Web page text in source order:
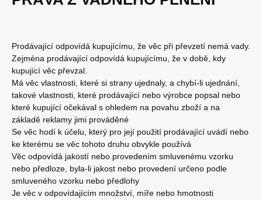
Prodávající odpovídá kupujícímu, že věc při převzetí nemá vady.
Zejména prodávající odpovídá kupujícímu, že v době, kdy
kupující věc převzal.
Má věc vlastnosti, které si strany ujednaly, a chybí-li ujednání,
takové vlastnosti, které prodávající nebo výrobce popsal nebo
které kupující očekával s ohledem na povahu zboží a na
základě reklamy jimi prováděné
Se věc hodí k účelu, který pro její použití prodávající uvádí nebo
ke kterému se věc tohoto druhu obvykle používá
Věc odpovídá jakostí nebo provedením smluvenému vzorku
nebo předloze, byla-li jakost nebo provedení určeno podle
smluveného vzorku nebo předlohy
Je věc v odpovídajícím množství, míře nebo hmotnosti